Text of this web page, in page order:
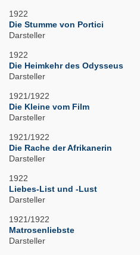
1922
Die Stumme von Portici
Darsteller
1922
Die Heimkehr des Odysseus
Darsteller
1921/1922
Die Kleine vom Film
Darsteller
1921/1922
Die Rache der Afrikanerin
Darsteller
1922
Liebes-List und -Lust
Darsteller
1921/1922
Matrosenliebste
Darsteller